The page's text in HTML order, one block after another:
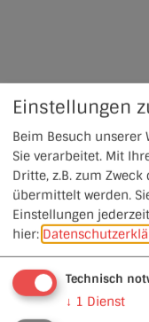
Einstellungen
Beim Besuch unserer
Sie verarbeitet. Mit
Dritte, z.B. zum
übermittelt werden.
Einstellungen
hier:
Technisch
↓ 1 Dienst